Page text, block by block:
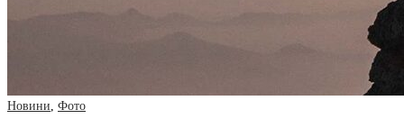
Новини Фото